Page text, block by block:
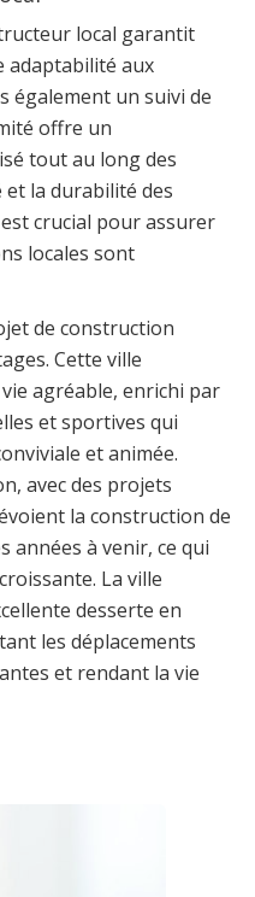
local garantit
adaptabilité aux
également un suivi de
offre un
tout au long des
la durabilité des
crucial pour assurer
locales sont
de construction
Cette ville
agréable, enrichi par
et sportives qui
et animée.
avec des projets
la construction de
années à venir, ce qui
La ville
desserte en
les déplacements
et rendant la vie